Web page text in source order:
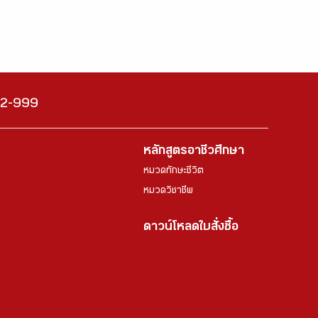
999
หลักสูตรอาชีวศึกษา
หมวดทักษะชีวิต
หมวดวิชาชีพ
ดาวน์โหลดใบสั่งซื้อ